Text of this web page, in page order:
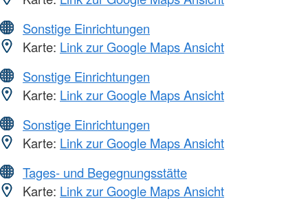
Sonstige Einrichtungen
Karte: Link zur Google Maps Ansicht
Sonstige Einrichtungen
Karte: Link zur Google Maps Ansicht
Sonstige Einrichtungen
Karte: Link zur Google Maps Ansicht
Tages- und Begegnungsstätte
Karte: Link zur Google Maps Ansicht